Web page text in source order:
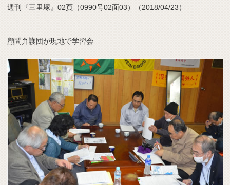
週刊『三里塚』02頁（0990号02面03）（2018/04/23）
顧問弁護団が現地で学習会